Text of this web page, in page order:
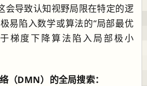
会导致认知视野局限在特定的逻
易陷入数学或算法的“局部最优
梯度下降算法陷入局部极小
（DMN）的全局搜索：